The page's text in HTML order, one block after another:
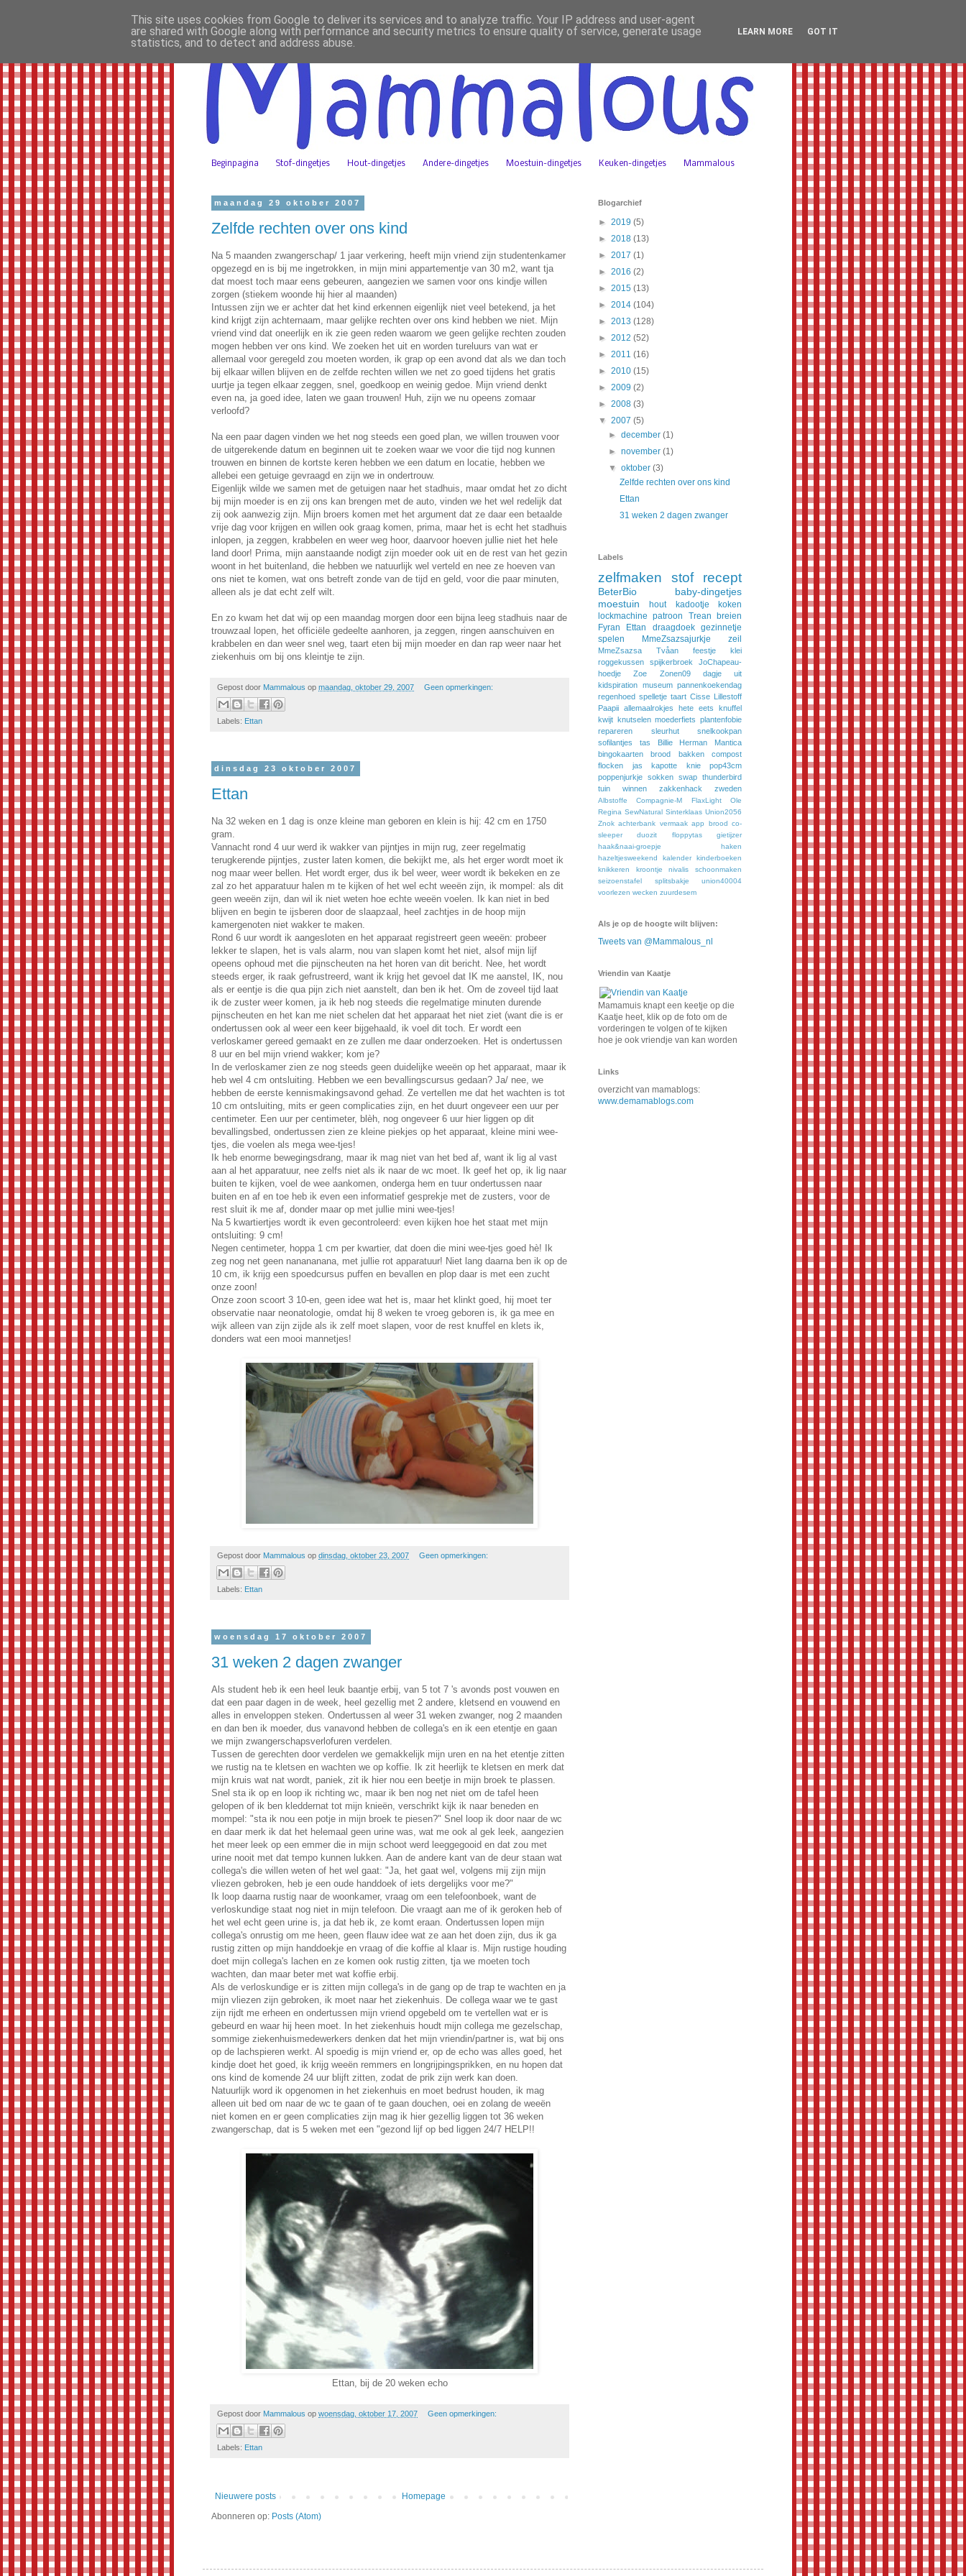
Beginpagina Stof-dingetjes Hout-dingetjes Andere-dingetjes Moestuin-dingetjes Keuken-dingetjes Mammalous
maandag 29 oktober 2007
Zelfde rechten over ons kind
Na 5 maanden zwangerschap/ 1 jaar verkering, heeft mijn vriend zijn studentenkamer
opgezegd en is bij me ingetrokken, in mijn mini appartementje van 30 m2, want tja
dat moest toch maar eens gebeuren, aangezien we samen voor ons kindje willen
zorgen (stiekem woonde hij hier al maanden)
Intussen zijn we er achter dat het kind erkennen eigenlijk niet veel betekend, ja het
kind krijgt zijn achternaam, maar gelijke rechten over ons kind hebben we niet. Mijn
vriend vind dat oneerlijk en ik zie geen reden waarom we geen gelijke rechten zouden
mogen hebben ver ons kind. We zoeken het uit en worden tureluurs van wat er
allemaal voor geregeld zou moeten worden, ik grap op een avond dat als we dan toch
bij elkaar willen blijven en de zelfde rechten willen we net zo goed tijdens het gratis
uurtje ja tegen elkaar zeggen, snel, goedkoop en weinig gedoe. Mijn vriend denkt
even na, ja goed idee, laten we gaan trouwen! Huh, zijn we nu opeens zomaar
verloofd?
Na een paar dagen vinden we het nog steeds een goed plan, we willen trouwen voor
de uitgerekende datum en beginnen uit te zoeken waar we voor die tijd nog kunnen
trouwen en binnen de kortste keren hebben we een datum en locatie, hebben we
allebei een getuige gevraagd en zijn we in ondertrouw.
Eigenlijk wilde we samen met de getuigen naar het stadhuis, maar omdat het zo dicht
bij mijn moeder is en zij ons kan brengen met de auto, vinden we het wel redelijk dat
zij ook aanwezig zijn. Mijn broers komen met het argument dat ze daar een betaalde
vrije dag voor krijgen en willen ook graag komen, prima, maar het is echt het stadhuis
inlopen, ja zeggen, krabbelen en weer weg hoor, daarvoor hoeven jullie niet het hele
land door! Prima, mijn aanstaande nodigt zijn moeder ook uit en de rest van het gezin
woont in het buitenland, die hebben we natuurlijk wel verteld en nee ze hoeven van
ons niet te komen, wat ons betreft zonde van de tijd en geld, voor die paar minuten,
alleen als je dat echt zelf wilt.
En zo kwam het dat wij op een maandag morgen door een bijna leeg stadhuis naar de
trouwzaal lopen, het officiële gedeelte aanhoren, ja zeggen, ringen aanschuiven en
krabbelen en dan weer snel weg, taart eten bij mijn moeder en dan rap weer naar het
ziekenhuis om bij ons kleintje te zijn.
Gepost door Mammalous op maandag, oktober 29, 2007 Geen opmerkingen:
Labels: Ettan
dinsdag 23 oktober 2007
Ettan
Na 32 weken en 1 dag is onze kleine man geboren en klein is hij: 42 cm en 1750
gram.
Vannacht rond 4 uur werd ik wakker van pijntjes in mijn rug, zeer regelmatig
terugkerende pijntjes, zuster laten komen, die bekijkt me, als het erger wordt moet ik
nog maar weer bellen. Het wordt erger, dus ik bel weer, weer wordt ik bekeken en ze
zal zo het apparatuur halen m te kijken of het wel echt weeën zijn, ik mompel: als dit
geen weeën zijn, dan wil ik niet weten hoe echte weeën voelen. Ik kan niet in bed
blijven en begin te ijsberen door de slaapzaal, heel zachtjes in de hoop mijn
kamergenoten niet wakker te maken.
Rond 6 uur wordt ik aangesloten en het apparaat registreert geen weeën: probeer
lekker te slapen, het is vals alarm, nou van slapen komt het niet, alsof mijn lijf
opeens ophoud met die pijnscheuten na het horen van dit bericht. Nee, het wordt
steeds erger, ik raak gefrustreerd, want ik krijg het gevoel dat IK me aanstel, IK, nou
als er eentje is die qua pijn zich niet aanstelt, dan ben ik het. Om de zoveel tijd laat
ik de zuster weer komen, ja ik heb nog steeds die regelmatige minuten durende
pijnscheuten en het kan me niet schelen dat het apparaat het niet ziet (want die is er
ondertussen ook al weer een keer bijgehaald, ik voel dit toch. Er wordt een
verloskamer gereed gemaakt en ze zullen me daar onderzoeken. Het is ondertussen
8 uur en bel mijn vriend wakker; kom je?
In de verloskamer zien ze nog steeds geen duidelijke weeën op het apparaat, maar ik
heb wel 4 cm ontsluiting. Hebben we een bevallingscursus gedaan? Ja/ nee, we
hebben de eerste kennismakingsavond gehad. Ze vertellen me dat het wachten is tot
10 cm ontsluiting, mits er geen complicaties zijn, en het duurt ongeveer een uur per
centimeter. Een uur per centimeter, blèh, nog ongeveer 6 uur hier liggen op dit
bevallingsbed, ondertussen zien ze kleine piekjes op het apparaat, kleine mini wee-
tjes, die voelen als mega wee-tjes!
Ik heb enorme bewegingsdrang, maar ik mag niet van het bed af, want ik lig al vast
aan al het apparatuur, nee zelfs niet als ik naar de wc moet. Ik geef het op, ik lig naar
buiten te kijken, voel de wee aankomen, onderga hem en tuur ondertussen naar
buiten en af en toe heb ik even een informatief gesprekje met de zusters, voor de
rest sluit ik me af, donder maar op met jullie mini wee-tjes!
Na 5 kwartiertjes wordt ik even gecontroleerd: even kijken hoe het staat met mijn
ontsluiting: 9 cm!
Negen centimeter, hoppa 1 cm per kwartier, dat doen die mini wee-tjes goed hè! Ik
zeg nog net geen nanananana, met jullie rot apparatuur! Niet lang daarna ben ik op de
10 cm, ik krijg een spoedcursus puffen en bevallen en plop daar is met een zucht
onze zoon!
Onze zoon scoort 3 10-en, geen idee wat het is, maar het klinkt goed, hij moet ter
observatie naar neonatologie, omdat hij 8 weken te vroeg geboren is, ik ga mee en
wijk alleen van zijn zijde als ik zelf moet slapen, voor de rest knuffel en klets ik,
donders wat een mooi mannetjes!
Gepost door Mammalous op dinsdag, oktober 23, 2007 Geen opmerkingen:
Labels: Ettan
woensdag 17 oktober 2007
31 weken 2 dagen zwanger
Als student heb ik een heel leuk baantje erbij, van 5 tot 7 's avonds post vouwen en
dat een paar dagen in de week, heel gezellig met 2 andere, kletsend en vouwend en
alles in enveloppen steken. Ondertussen al weer 31 weken zwanger, nog 2 maanden
en dan ben ik moeder, dus vanavond hebben de collega's en ik een etentje en gaan
we mijn zwangerschapsverlofuren verdelen.
Tussen de gerechten door verdelen we gemakkelijk mijn uren en na het etentje zitten
we rustig na te kletsen en wachten we op koffie. Ik zit heerlijk te kletsen en merk dat
mijn kruis wat nat wordt, paniek, zit ik hier nou een beetje in mijn broek te plassen.
Snel sta ik op en loop ik richting wc, maar ik ben nog net niet om de tafel heen
gelopen of ik ben kleddernat tot mijn knieën, verschrikt kijk ik naar beneden en
mompel: "sta ik nou een potje in mijn broek te piesen?" Snel loop ik door naar de wc
en daar merk ik dat het helemaal geen urine was, wat me ook al gek leek, aangezien
het meer leek op een emmer die in mijn schoot werd leeggegooid en dat zou met
urine nooit met dat tempo kunnen lukken. Aan de andere kant van de deur staan wat
collega's die willen weten of het wel gaat: "Ja, het gaat wel, volgens mij zijn mijn
vliezen gebroken, heb je een oude handdoek of iets dergelijks voor me?"
Ik loop daarna rustig naar de woonkamer, vraag om een telefoonboek, want de
verloskundige staat nog niet in mijn telefoon. Die vraagt aan me of ik geroken heb of
het wel echt geen urine is, ja dat heb ik, ze komt eraan. Ondertussen lopen mijn
collega's onrustig om me heen, geen flauw idee wat ze aan het doen zijn, dus ik ga
rustig zitten op mijn handdoekje en vraag of die koffie al klaar is. Mijn rustige houding
doet mijn collega's lachen en ze komen ook rustig zitten, tja we moeten toch
wachten, dan maar beter met wat koffie erbij.
Als de verloskundige er is zitten mijn collega's in de gang op de trap te wachten en ja
mijn vliezen zijn gebroken, ik moet naar het ziekenhuis. De collega waar we te gast
zijn rijdt me erheen en ondertussen mijn vriend opgebeld om te vertellen wat er is
gebeurd en waar hij heen moet. In het ziekenhuis houdt mijn collega me gezelschap,
sommige ziekenhuismedewerkers denken dat het mijn vriendin/partner is, wat bij ons
op de lachspieren werkt. Al spoedig is mijn vriend er, op de echo was alles goed, het
kindje doet het goed, ik krijg weeën remmers en longrijpingsprikken, en nu hopen dat
ons kind de komende 24 uur blijft zitten, zodat de prik zijn werk kan doen.
Natuurlijk word ik opgenomen in het ziekenhuis en moet bedrust houden, ik mag
alleen uit bed om naar de wc te gaan of te gaan douchen, oei en zolang de weeën
niet komen en er geen complicaties zijn mag ik hier gezellig liggen tot 36 weken
zwangerschap, dat is 5 weken met een "gezond lijf op bed liggen 24/7 HELP!!
Ettan, bij de 20 weken echo
Gepost door Mammalous op woensdag, oktober 17, 2007 Geen opmerkingen:
Labels: Ettan
Nieuwere posts
Homepage
Abonneren op: Posts (Atom)
Blogarchief
► 2019 (5)
► 2018 (13)
► 2017 (1)
► 2016 (2)
► 2015 (13)
► 2014 (104)
► 2013 (128)
► 2012 (52)
► 2011 (16)
► 2010 (15)
► 2009 (2)
► 2008 (3)
▼ 2007 (5)
►december(1)
►november(1)
▼oktober(3)
Zelfde rechten over ons kind
Ettan
31 weken 2 dagen zwanger
Labels
zelfmaken stof recept
BeterBio
baby-dingetjes
moestuin
hout kadootje
koken
lockmachine patroon Trean
breien
Fyran
Ettan draagdoek gezinnetje
spelen
MmeZsazsajurkje zeil
MmeZsazsa Tvåan feestje
klei
roggekussen
spijkerbroek
JoChapeau-
hoedje
Zoe Zonen09
dagje uit
kidspiration museum pannenkoekendag
regenhoed spelletje taart Cisse Lillestoff
Paapii allemaalrokjes hete eets
knuffel
kwijt knutselen moederfiets plantenfobie
repareren
sleurhut
snelkookpan
sofilantjes
tas Billie Herman
Mantica
bingokaarten
brood bakken
compost
flocken
jas kapotte knie
pop43cm
poppenjurkje sokken swap thunderbird
tuin
winnen zakkenhack zweden
Albstoffe Compagnie-M FlaxLight
Ole
Regina SewNatural Sinterklaas Union2056
Znok achterbank vermaak app brood co-
sleeper
duozit floppytas
gietijzer
haak&naai-groepje
haken
hazeltjesweekend
kalender
kinderboeken
knikkeren
kroontje nivalis
schoonmaken
seizoenstafel
splitsbakje
union40004
voorlezen wecken zuurdesem
Als je op de hoogte wilt blijven:
Tweets van @Mammalous_nl
Vriendin van Kaatje
Mamamuis knapt een keetje op die
Kaatje heet, klik op de foto om de
vorderingen te volgen of te kijken
hoe je ook vriendje van kan worden
Links
overzicht van mamablogs:
www.demamablogs.com
This site uses cookies from Google to deliver its services and to analyze traffic. Your IP address and user-agent
are shared with Google along with performance and security metrics to ensure quality of service, generate usage
statistics, and to detect and address abuse.
LEARN MORE GOT IT